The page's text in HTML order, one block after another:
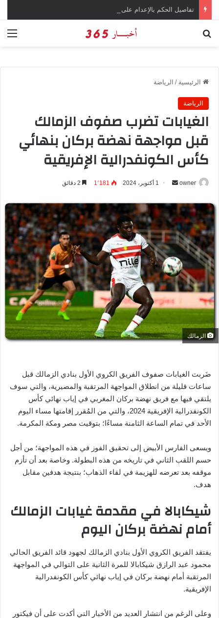
الرئيسية / الرياضة
الرياضة
الغيابات تضرب صفوف الزمالك
قبل مواجهة نهضة بركان بنهائي
كأس الكونفدرالية الإفريقية
owner
س
ل
ب
ر
د
ا
ل
ك
ت
ر
1 أكتوبر، 2024 1٬181
الزمالك
ضَربت الغيابات صفوف الفريق الكروي الأول بنادي الزمالك قبل
ساعات قليلة من انطلاق المواجهة المرتقبة والمصيرية، والتي سوف
يلتقي فيها مع فريق نهضة بركان المغربي في إياب نهائي كأس
الكونفدرالية الإفريقية 2024، والتي من المُقرر إقامتها مساء اليوم
الأحد في تمام الساعة الثامنة مساءًا؛ بتوقيت مصر ومكة المكرمة.
ويسعى الفارس الأبيض إلى تحقيق الفوز في هذه المواجهة؛ من أجل
حسم اللقب الثاني في تاريخه من هذه البطولة. وخاصة بعد أن تأزم
موقفه بعد تعرضه للهزيمة في لقاء الذهاب؛ بنتيجة هدفين مقابل
هدف.
شيكابالا في مقدمة غيابات الزمالك
أمام نهضة بركان اليوم
يفتقد الفريق الكروي الأول بنادي الزمالك لجهود قائد الفريق الحالي
محمود عبد الرازق شيكابالا للمرة الثانية على التوالي في المواجهة
المرتقبة أمام نهضة بركان في إياب نهائي كأس الكونفدرالية
الإفريقية.
وعلى الرغم من انتشار العديد من الأخبار التي أكدت على أن فيكتور